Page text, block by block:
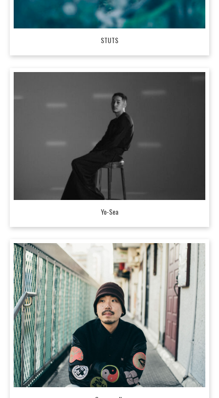
STUTS
Yo-Sea